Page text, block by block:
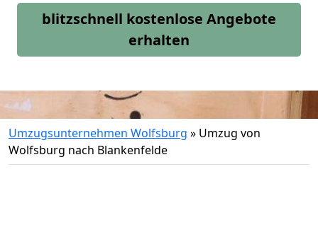
blitzschnell kostenlose Angebote
erhalten
Umzugsunternehmen Wolfsburg » Umzug von
Wolfsburg nach Blankenfelde